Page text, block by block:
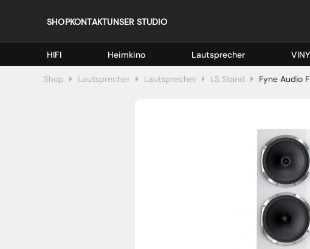
SHOPKONTAKTUNSER STUDIO
HIFI Heimkino Lautsprecher
Shop Lautsprecher Lautsprecher LS Stand Fyne Audio